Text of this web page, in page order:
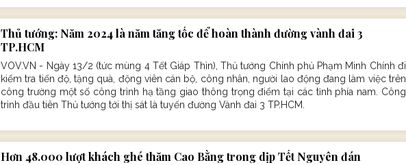
Thủ tướng: Năm 2024 là năm tăng tốc để hoàn thành đường vành đai 3
TP.HCM
VOV.VN - Ngày 13/2 (tức mùng 4 Tết Giáp Thìn), Thủ tướng Chính phủ Phạm Minh Chính đi
kiểm tra tiến độ, tặng quà, động viên cán bộ, công nhân, người lao động đang làm việc trên
công trường một số công trình hạ tầng giao thông trọng điểm tại các tỉnh phía nam. Công
trình đầu tiên Thủ tướng tới thị sát là tuyến đường Vành đai 3 TP.HCM.
Hơn 48.000 lượt khách ghé thăm Cao Bằng trong dịp Tết Nguyên đán